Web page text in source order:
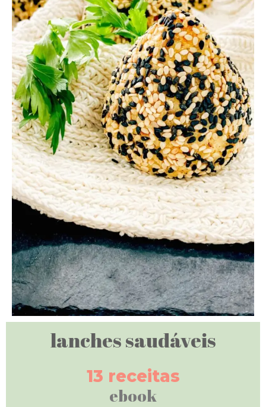
lanches saudáveis
13 receitas
ebook